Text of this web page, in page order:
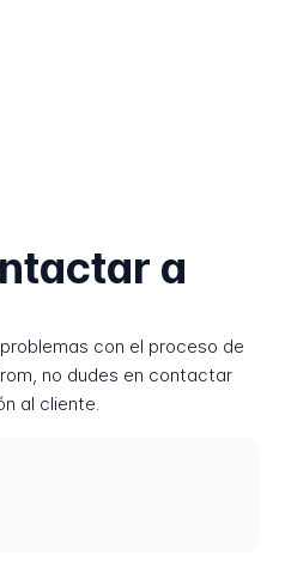
a
con el proceso de
no dudes en contactar
al cliente.